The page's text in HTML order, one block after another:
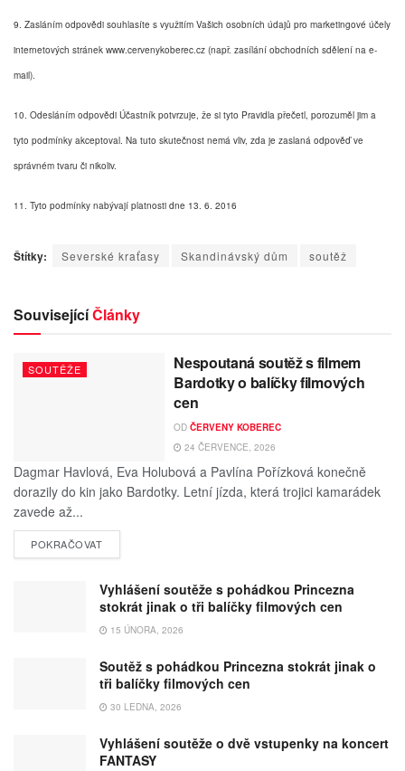
9. Zasláním odpovědi souhlasíte s využitím Vašich osobních údajů pro marketingové účely
internetových stránek www.cervenykoberec.cz (např. zasílání obchodních sdělení na e-
mail).
10. Odesláním odpovědi Účastník potvrzuje, že si tyto Pravidla přečetl, porozuměl jim a
tyto podmínky akceptoval. Na tuto skutečnost nemá vliv, zda je zaslaná odpověď ve
správném tvaru či nikoliv.
11. Tyto podmínky nabývají platnosti dne 13. 6. 2016
Štítky: Severské kraťasy Skandinávský dům soutěž
SouvisejícíČlánky
SOUTĚŽE
Nespoutaná soutěž s filmem
Bardotky o balíčky filmových
cen
OD ČERVENY KOBEREC
24 ČERVENCE, 2026
Dagmar Havlová, Eva Holubová a Pavlína Pořízková konečně
dorazily do kin jako Bardotky. Letní jízda, která trojici kamarádek
zavede až...
POKRAČOVAT
Vyhlášení soutěže s pohádkou Princezna
stokrát jinak o tři balíčky filmových cen
15 ÚNORA, 2026
Soutěž s pohádkou Princezna stokrát jinak o
tři balíčky filmových cen
30 LEDNA, 2026
Vyhlášení soutěže o dvě vstupenky na koncert
FANTASY